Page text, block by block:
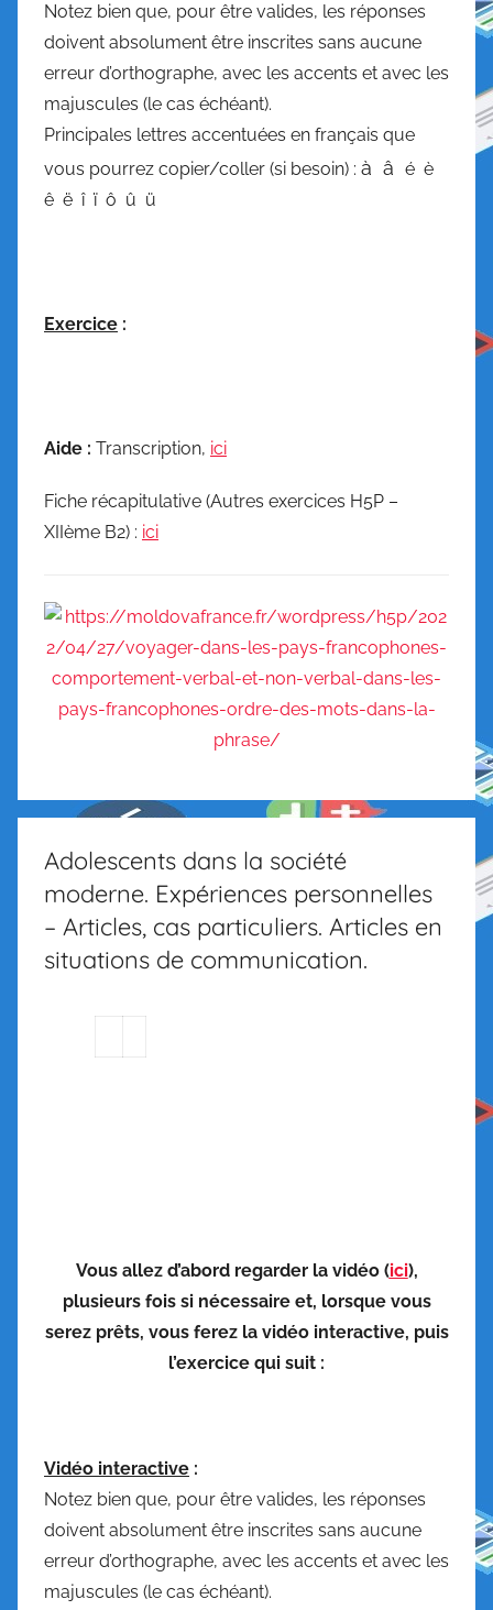
Notez bien que, pour être valides, les réponses
doivent absolument être inscrites sans aucune
erreur d’orthographe, avec les accents et avec les
majuscules (le cas échéant).
Principales lettres accentuées en français que
vous pourrez copier/coller (si besoin) : à â é è
ê ë î ï ô û ü
Exercice :
Aide : Transcription, ici
Fiche récapitulative (Autres exercices H5P –
XIIème B2) : ici
Adolescents dans la société
moderne. Expériences personnelles
– Articles, cas particuliers. Articles en
situations de communication.
Vous allez d’abord regarder la vidéo (ici),
plusieurs fois si nécessaire et, lorsque vous
serez prêts, vous ferez la vidéo interactive, puis
l’exercice qui suit :
Vidéo interactive :
Notez bien que, pour être valides, les réponses
doivent absolument être inscrites sans aucune
erreur d’orthographe, avec les accents et avec les
majuscules (le cas échéant).